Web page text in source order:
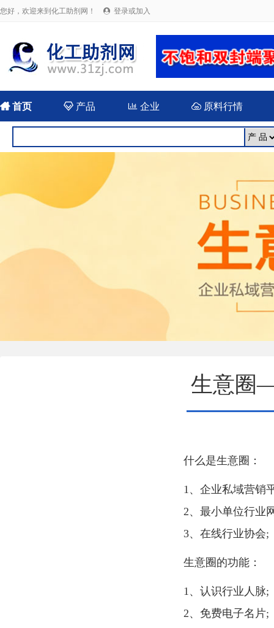
您好，欢迎来到化工助剂网！  登录或加入
首页  产品 企业 原料行情
生意圈
什么是生意圈：
1、企业私域营销
2、最小单位行业
3、在线行业协会;
生意圈的功能：
1、认识行业人脉;
2、免费电子名片;